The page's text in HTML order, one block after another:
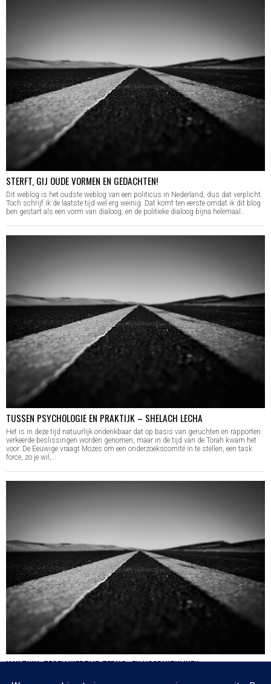
STERFT, GIJ OUDE VORMEN EN GEDACHTEN!
Dit weblog is het oudste weblog van een politicus in Nederland, dus dat verplicht.
Toch schrijf ik de laatste tijd wel erg weinig. Dat komt ten eerste omdat ik dit blog
ben gestart als een vorm van dialoog, en de politieke dialoog bijna helemaal…
TUSSEN PSYCHOLOGIE EN PRAKTIJK – SHELACH LECHA
Het is in deze tijd natuurlijk ondenkbaar dat op basis van geruchten en rapporten
verkeerde beslissingen worden genomen, maar in de tijd van de Torah kwam het
voor. De Eeuwige vraagt Mozes om een onderzoekscomité in te stellen, een task
force, zo je wil,…
HA’AZINU: TEGELIJKERTIJD TERUG- EN VOORUITKIJKEN